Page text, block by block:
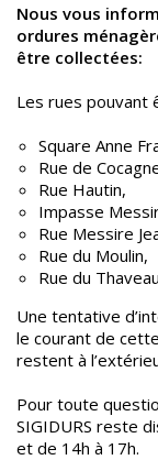
Nous vous
ordures
être collectées:
Les rues pouvant
Square Anne
Rue de
Rue Hautin,
Impasse
Rue Messire
Rue du Moulin,
Rue du
Une tentative
le courant de
restent à
Pour toute
SIGIDURS reste
et de 14h à 17h.